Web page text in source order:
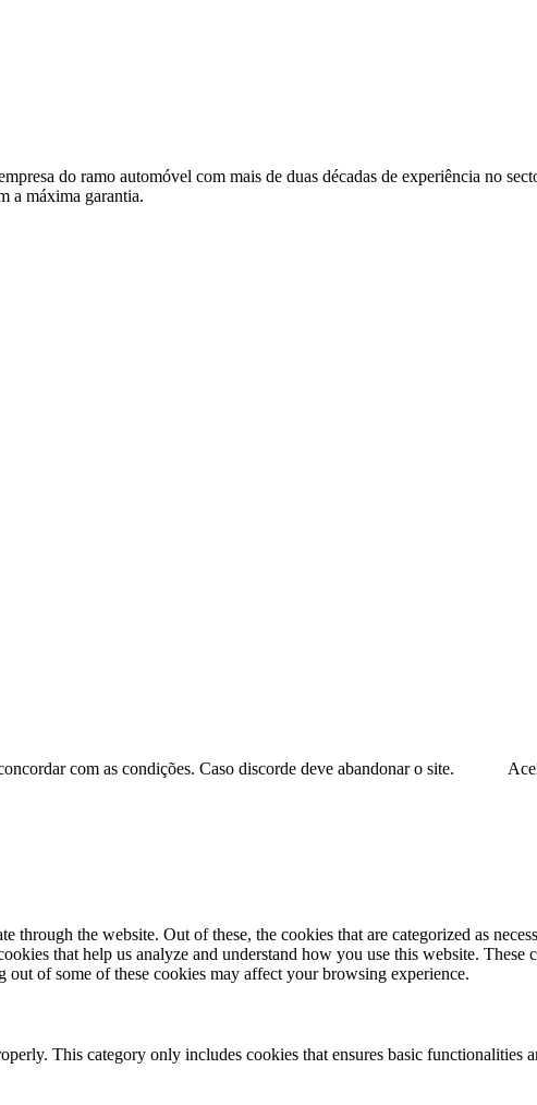
do ramo automóvel com mais de duas décadas de experiência no
a máxima garantia.
com as condições. Caso discorde deve abandonar o site.
the website. Out of these, the cookies that are categorized as
that help us analyze and understand how you use this website.
of some of these cookies may affect your browsing experience.
This category only includes cookies that ensures basic functionalities